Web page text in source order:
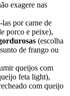
exagere nas
por carne de
porco e peixe),
(escolha
de frango ou
queijos com
feta light),
com queijo